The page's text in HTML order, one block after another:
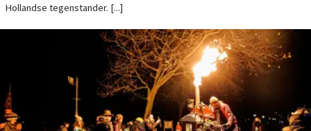
Hollandse tegenstander. [...]